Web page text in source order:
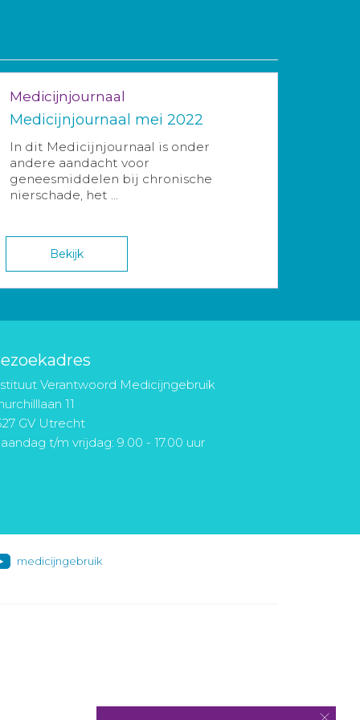
Medicijnjournaal
Medicijnjournaal mei 2022
In dit Medicijnjournaal is onder
andere aandacht voor
geneesmiddelen bij chronische
nierschade, het ...
Bekijk
Verantwoord Medicijngebruik
11
GV Utrecht
t/m vrijdag: 9.00 - 17.00 uur
medicijngebruik